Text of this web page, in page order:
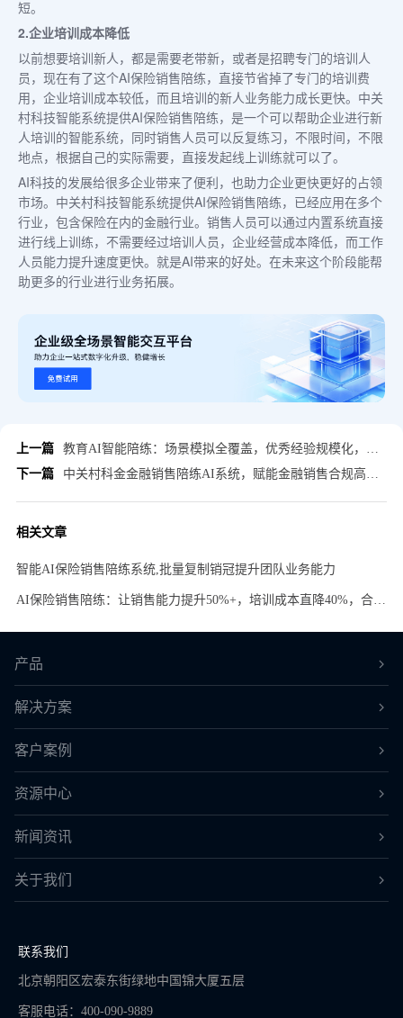
短。
2.企业培训成本降低
以前想要培训新人，都是需要老带新，或者是招聘专门的培训人
员，现在有了这个AI保险销售陪练，直接节省掉了专门的培训费
用，企业培训成本较低，而且培训的新人业务能力成长更快。中关
村科技智能系统提供AI保险销售陪练，是一个可以帮助企业进行新
人培训的智能系统，同时销售人员可以反复练习，不限时间，不限
地点，根据自己的实际需要，直接发起线上训练就可以了。
AI科技的发展给很多企业带来了便利，也助力企业更快更好的占领
市场。中关村科技智能系统提供AI保险销售陪练，已经应用在多个
行业，包含保险在内的金融行业。销售人员可以通过内置系统直接
进行线上训练，不需要经过培训人员，企业经营成本降低，而工作
人员能力提升速度更快。就是AI带来的好处。在未来这个阶段能帮
助更多的行业进行业务拓展。
上一篇
教育AI智能陪练：场景模拟全覆盖，优秀经验规模化，培训成本直降35%
下一篇
中关村科金金融销售陪练AI系统，赋能金融销售合规高效成长降本增效
相关文章
智能AI保险销售陪练系统,批量复制销冠提升团队业务能力
AI保险销售陪练：让销售能力提升50%+，培训成本直降40%，合规零踩线
产品
解决方案
客户案例
资源中心
新闻资讯
关于我们
联系我们
北京朝阳区宏泰东街绿地中国锦大厦五层
客服电话：400-090-9889